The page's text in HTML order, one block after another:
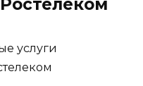
услуги